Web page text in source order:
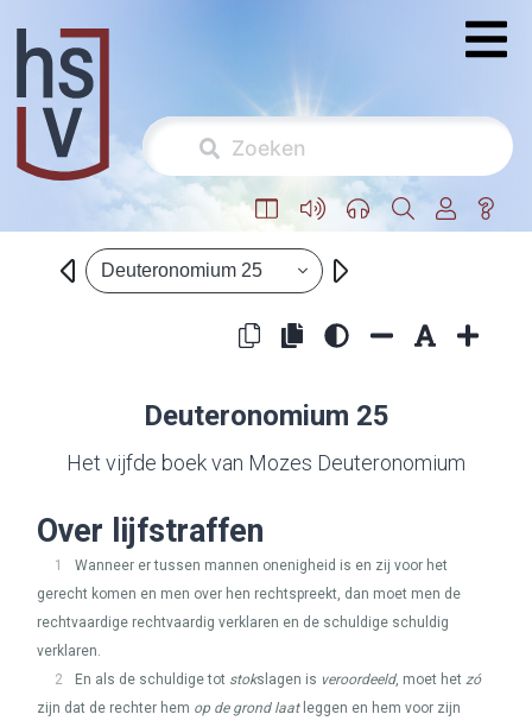
Deuteronomium 25
Deuteronomium 25
Het vijfde boek van Mozes Deuteronomium
Over lijfstraffen
1
Wanneer er tussen mannen onenigheid is en zij voor het
gerecht komen en men over hen rechtspreekt, dan moet men de
rechtvaardige rechtvaardig verklaren en de schuldige schuldig
verklaren.
2
En als de schuldige tot stokslagen is veroordeeld, moet het zó
zijn dat de rechter hem op de grond laatleggen en hem voor zijn